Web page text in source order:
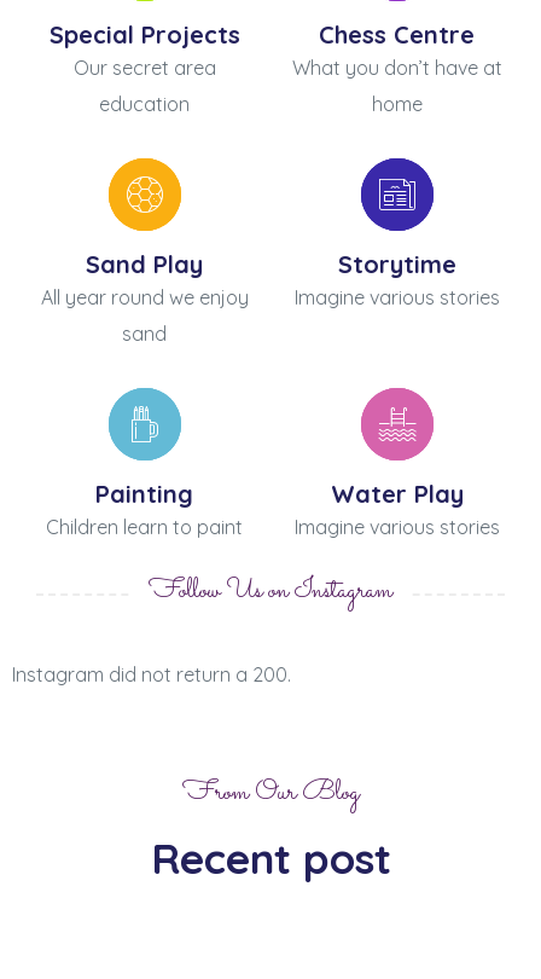
Special Projects
Our secret area
education
Chess Centre
What you don’t have at
home
Sand Play
All year round we enjoy
sand
Storytime
Imagine various stories
Painting
Children learn to paint
Water Play
Imagine various stories
Follow Us on Instagram
Instagram did not return a 200.
From Our Blog
Recent post